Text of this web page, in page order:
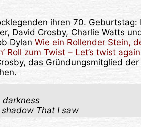
ihren 70. Geburtstag:
David Crosby, Charlie Watts
Dylan Wie ein Rollender Stein,
Roll zum Twist – Let’s twist again
das Gründungsmitglied der
darkness
That I saw